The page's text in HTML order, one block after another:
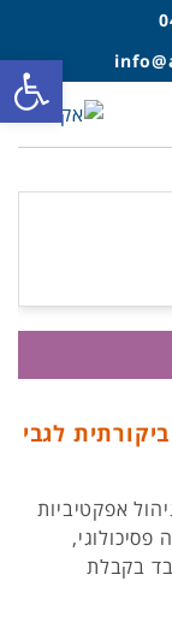
לגבי
אפקטיביות
פסיכולוגי,
בקבלת
פתח